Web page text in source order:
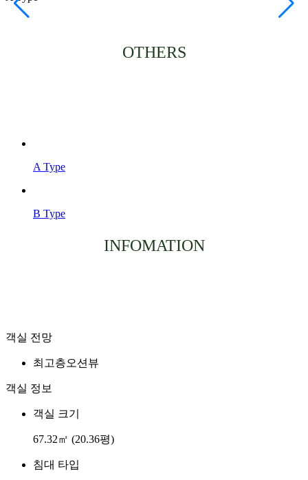
OTHERS
A Type
B Type
INFOMATION
객실 전망
최고층오션뷰
객실 정보
객실 크기
67.32㎡ (20.36평)
침대 타입